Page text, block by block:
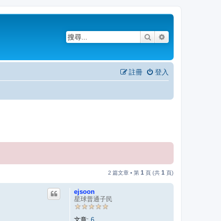
搜尋
登入
註冊
2 篇文章 • 第 1 頁 (共 1 頁)
ejsoon
星球普通子民